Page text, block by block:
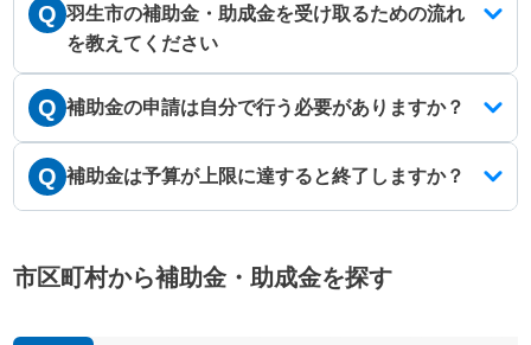
Q 羽生市の補助金・助成金を受け取るための流れ
を教えてください
Q 補助金の申請は自分で行う必要がありますか？
Q 補助金は予算が上限に達すると終了しますか？
市区町村から補助金・助成金を探す